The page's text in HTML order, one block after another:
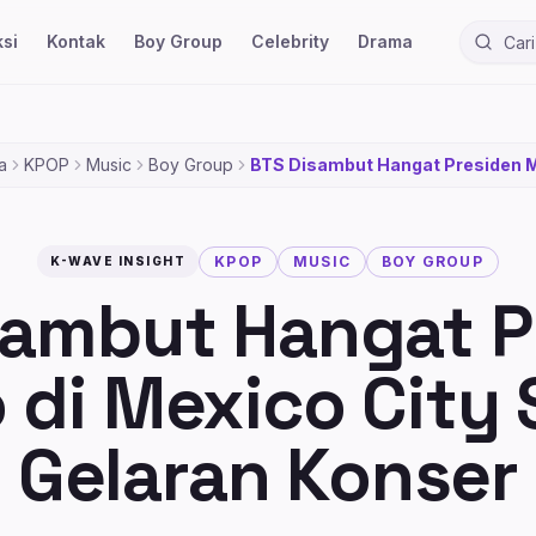
Kontak Boy Group Celebrity Drama
Cari
KPOP Music Boy Group
BTS Disambut Hangat Presiden
K-WAVE INSIGHT KPOP MUSIC BOY GROUP
Hangat
di Mexico City
Gelaran Konser